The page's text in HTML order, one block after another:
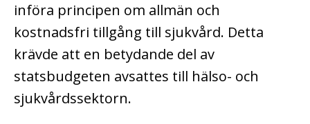
införa principen om allmän och
kostnadsfri tillgång till sjukvård. Detta
krävde att en betydande del av
statsbudgeten avsattes till hälso- och
sjukvårdssektorn.